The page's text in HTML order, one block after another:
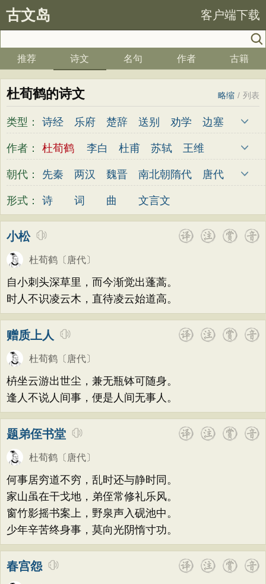
古文岛 客户端下载
推荐 诗文 名句 作者 古籍
杜荀鹤的诗文 列表
/
略缩
类型： 诗经 乐府 楚辞 送别 劝学
边塞
儿童
春天 夏天 秋天 冬天
悲愤
散文
闺怨 抒情 赞美
秋思
叙事
写雪
落花
桃花 写雨 青春
论诗
游仙 节日 春节
元宵节
寒食节
七夕节
中秋节
重阳节
古文观止
宋词精选
初中古诗
高中古诗
初中文言文
高中文言文
唐诗三百首
古诗三百首
古诗十九首
作者： 杜荀鹤 李白 杜甫 苏轼
王维
杜牧
陆游 李煜 元稹 韩愈
岑参
张籍
孟郊 皎然 许浑 罗隐
贯休
韦庄
王建
晏殊
岳飞
姚合
韩偓
高适 方干 李峤
郑谷
郑燮 张说 张炎
辛弃疾
李清照 刘禹锡
李商隐
陶渊明
王安石
欧阳修
韦应物
王昌龄
杨万里 诸葛亮
陆龟蒙
晏几道 周邦彦
吴文英
左丘明
陈子昂
纳兰性德
朝代： 先秦 两汉 魏晋 南北朝 隋代
唐代
五代
宋代 金朝 元代
形式： 诗 词 曲 文言文
小松
杜荀鹤 〔唐代〕
自小刺头深草里，而今渐觉出蓬蒿。
时人不识凌云木，直待凌云始道高。
赠质上人
杜荀鹤 〔唐代〕
枿坐云游出世尘，兼无瓶钵可随身。
逢人不说人间事，便是人间无事人。
题弟侄书堂
杜荀鹤 〔唐代〕
何事居穷道不穷，乱时还与静时同。
家山虽在干戈地，弟侄常修礼乐风。
窗竹影摇书案上，野泉声入砚池中。
少年辛苦终身事，莫向光阴惰寸功。
春宫怨